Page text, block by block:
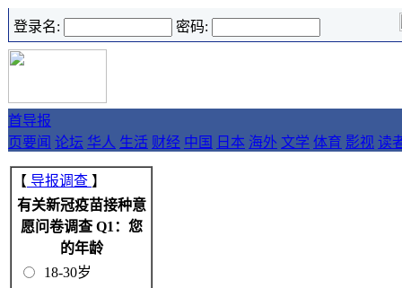
登录名: 密码:
首
页
导报
要闻 论坛 华人 生活 财经 中国 日本 海外 文学 体育 影视 读
【 导报调查 】
有关新冠疫苗接种意
愿问卷调查 Q1：您
的年龄
18-30岁